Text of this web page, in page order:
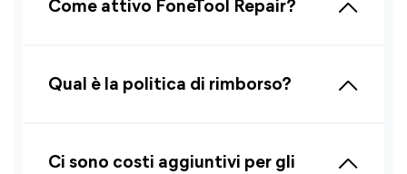
Come attivo FoneTool Repair?
Qual è la politica di rimborso?
Ci sono costi aggiuntivi per gli